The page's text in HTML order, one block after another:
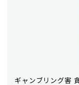
ギャンブリング害